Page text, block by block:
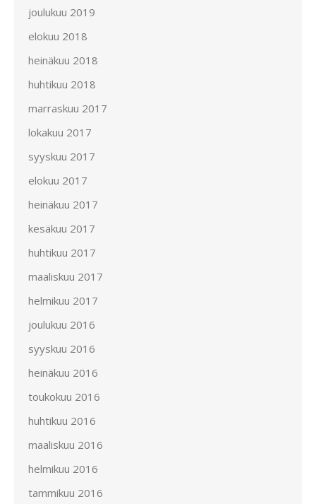
joulukuu 2019
elokuu 2018
heinäkuu 2018
huhtikuu 2018
marraskuu 2017
lokakuu 2017
syyskuu 2017
elokuu 2017
heinäkuu 2017
kesäkuu 2017
huhtikuu 2017
maaliskuu 2017
helmikuu 2017
joulukuu 2016
syyskuu 2016
heinäkuu 2016
toukokuu 2016
huhtikuu 2016
maaliskuu 2016
helmikuu 2016
tammikuu 2016